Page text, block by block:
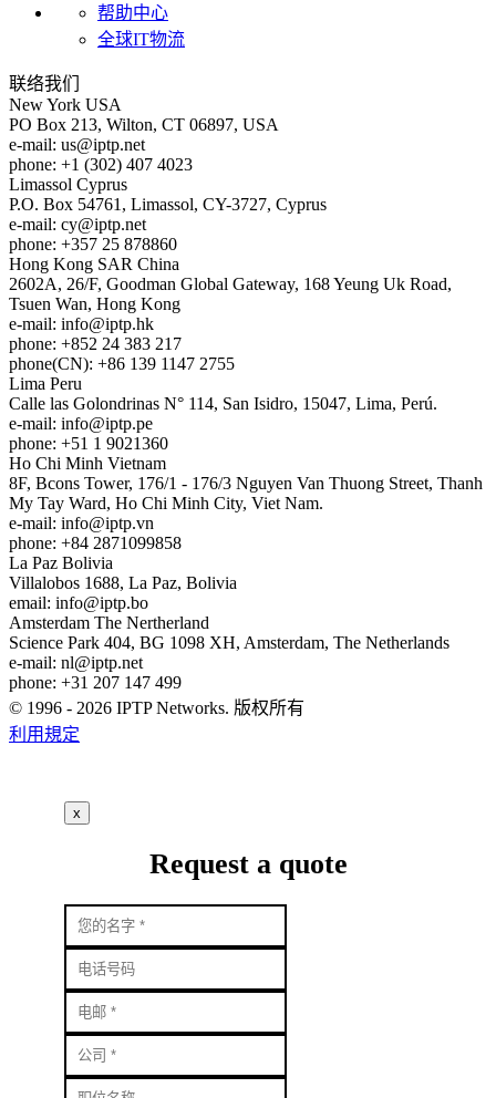
帮助中心
全球IT物流
联络我们
New York USA
PO Box 213, Wilton, CT 06897, USA
e-mail: us
iptp.net
phone: +1 (302) 407 4023
Limassol Cyprus
P.O. Box 54761, Limassol, CY-3727, Cyprus
e-mail: cy
iptp.net
phone: +357 25 878860
Hong Kong SAR China
2602A, 26/F, Goodman Global Gateway, 168 Yeung Uk Road,
Tsuen Wan, Hong Kong
e-mail: info
iptp.hk
phone: +852 24 383 217
phone(CN): +86 139 1147 2755
Lima Peru
Calle las Golondrinas N° 114, San Isidro, 15047, Lima, Perú.
e-mail: info
iptp.pe
phone: +51 1 9021360
Ho Chi Minh Vietnam
8F, Bcons Tower, 176/1 - 176/3 Nguyen Van Thuong Street, Thanh
My Tay Ward, Ho Chi Minh City, Viet Nam.
e-mail: info
iptp.vn
phone: +84 2871099858
La Paz Bolivia
Villalobos 1688, La Paz, Bolivia
email: info
iptp.bo
Amsterdam The Nertherland
Science Park 404, BG 1098 XH, Amsterdam, The Netherlands
e-mail: nl
iptp.net
phone: +31 207 147 499
© 1996 - 2026 IPTP Networks. 版权所有
利用規定
x
Request a quote